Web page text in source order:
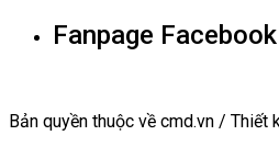
Fanpage Facebook
Bản quyền thuộc về cmd.vn / Thiết